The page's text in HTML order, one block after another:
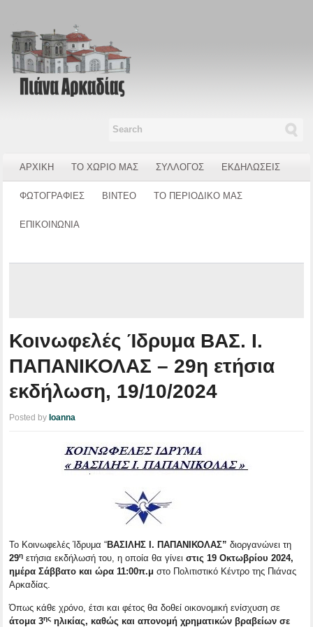
ΑΡΧΙΚΗ ΤΟ ΧΩΡΙΟ ΜΑΣ ΣΥΛΛΟΓΟΣ ΕΚΔΗΛΩΣΕΙΣ
ΦΩΤΟΓΡΑΦΙΕΣ ΒΙΝΤΕΟ ΤΟ ΠΕΡΙΟΔΙΚΟ ΜΑΣ
ΕΠΙΚΟΙΝΩΝΙΑ
Κοινωφελές Ίδρυμα ΒΑΣ. Ι.
ΠΑΠΑΝΙΚΟΛΑΣ – 29η ετήσια
εκδήλωση, 19/10/2024
Posted by Ioanna
Το Κοινωφελές Ίδρυμα “ΒΑΣΙΛΗΣ Ι. ΠΑΠΑΝΙΚΟΛΑΣ” διοργανώνει τη
29η ετήσια εκδήλωσή του, η οποία θα γίνειστις 19 Οκτωβρίου 2024,
ημέρα Σάββατο και ώρα 11:00π.μ στο Πολιτιστικό Κέντρο της Πιάνας
Αρκαδίας.
Όπως κάθε χρόνο, έτσι και φέτος θα δοθεί οικονομική ενίσχυση σε
άτομα 3ης ηλικίας, καθώς και απονομή χρηματικών βραβείων σε